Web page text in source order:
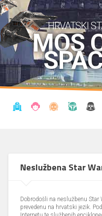
HRVATSKI
MOS
Neslužbena Star
Dobrodošli na neslužbenu
prevedenu na hrvatski jezik.